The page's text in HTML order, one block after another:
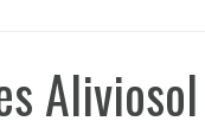
Aliviosol